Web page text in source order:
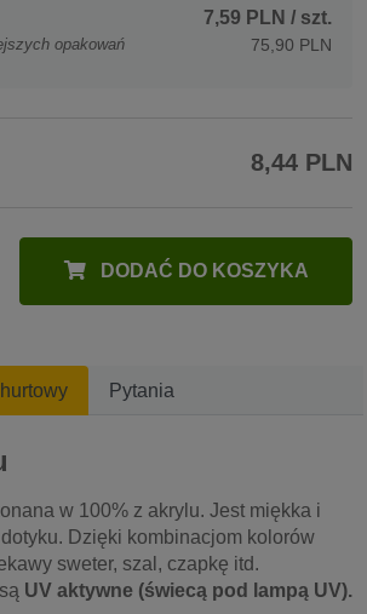
opakowań
7,59 PLN / szt.
75,90 PLN
8,44 PLN
DODAĆ DO KOSZYKA
Pytania
w 100% z akrylu. Jest miękka i
Dzięki kombinacjom kolorów
sweter, szal, czapkę itd.
UV aktywne (świecą pod lampą UV).